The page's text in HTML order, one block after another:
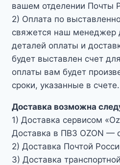
вашем отделении Почты
2) Оплата по
свяжется наш менеджер
деталей оплаты и
будет выставлен счет
оплаты вам будет
сроки, указанные в счете.
Доставка возможна
1) Доставка сервисом
Доставка в ПВЗ OZON —
2) Доставка Почтой
3) Доставка